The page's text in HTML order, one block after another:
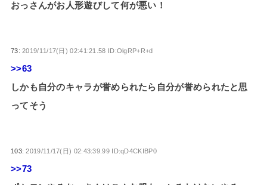
おっさんがお人形遊びして何が悪い！
73:2019/11/17(日) 02:41:21.58 ID:OlgRP+R+d
>>63
しかも自分のキャラが誉められたら自分が誉められたと思
ってそう
103:2019/11/17(日) 02:43:39.99 ID:qD4CKIBP0
>>73